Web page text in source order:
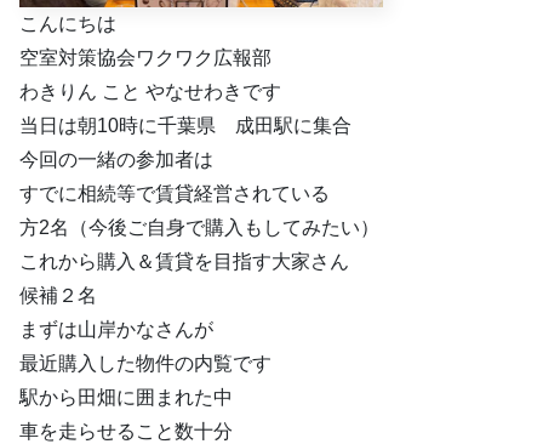
こんにちは
空室対策協会ワクワク広報部
わきりん こと やなせわきです
当日は朝10時に千葉県 成田駅に集合
今回の一緒の参加者は
すでに相続等で賃貸経営されている
方2名（今後ご自身で購入もしてみたい）
これから購入＆賃貸を目指す大家さん
候補２名
まずは山岸かなさんが
最近購入した物件の内覧です
駅から田畑に囲まれた中
車を走らせること数十分